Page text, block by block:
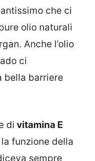
che ci
olio naturali
Anche l’olio
ci
bella barriere
di vitamina E
funzione della
sempre